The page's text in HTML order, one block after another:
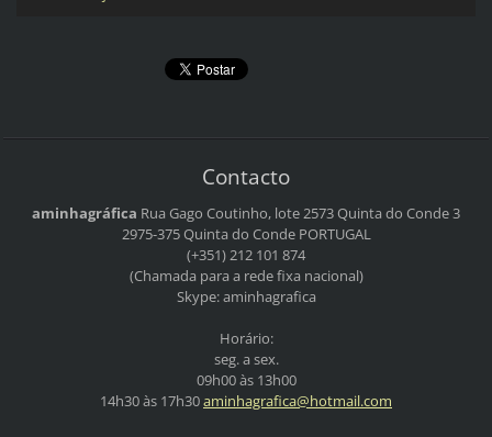
Contacto
aminhagráfica Rua Gago Coutinho, lote 2573Quinta do Conde 3
2975-375 Quinta do CondePORTUGAL
(+351) 212 101 874
(Chamada para a rede fixa nacional)
Skype: aminhagrafica
Horário:
seg. a sex.
09h00 às 13h00
14h30 às 17h30aminhagrafica@hotmail.com